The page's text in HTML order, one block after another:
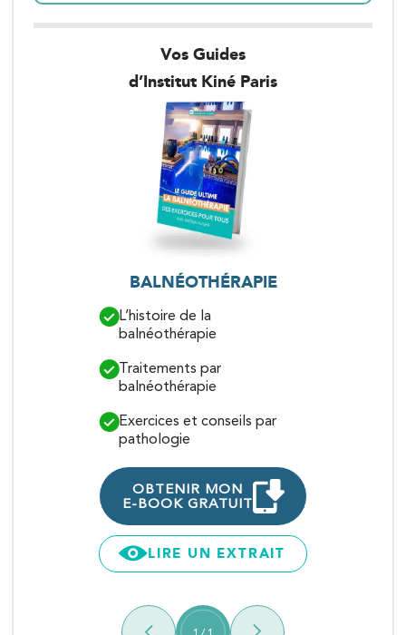
Vos Guides
d’Institut Kiné Paris
BALNÉOTHÉRAPIE
L’histoire de la
balnéothérapie
Traitements par
balnéothérapie
Exercices et conseils par
pathologie
OBTENIR MON
E-BOOK GRATUIT
LIRE UN EXTRAIT
1 / 1